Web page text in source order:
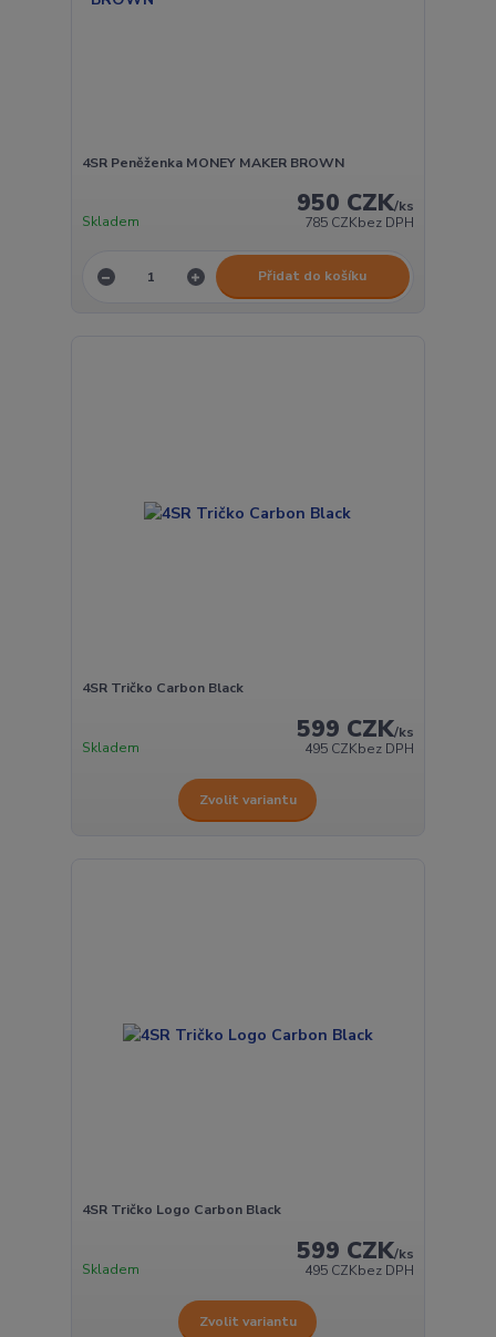
4SR Peněženka MONEY MAKER BROWN
950 CZK/ks
785 CZKbez DPH
Skladem
Přidat do košíku
4SR Tričko Carbon Black
599 CZK/ks
495 CZKbez DPH
Skladem
Zvolit variantu
4SR Tričko Logo Carbon Black
599 CZK/ks
495 CZKbez DPH
Skladem
Zvolit variantu